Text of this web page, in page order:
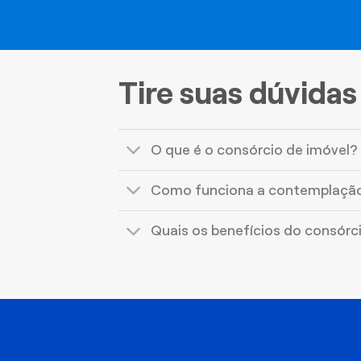
Tire suas dúvidas
O que é o consórcio de imóvel?
Como funciona a
Quais os benefícios do